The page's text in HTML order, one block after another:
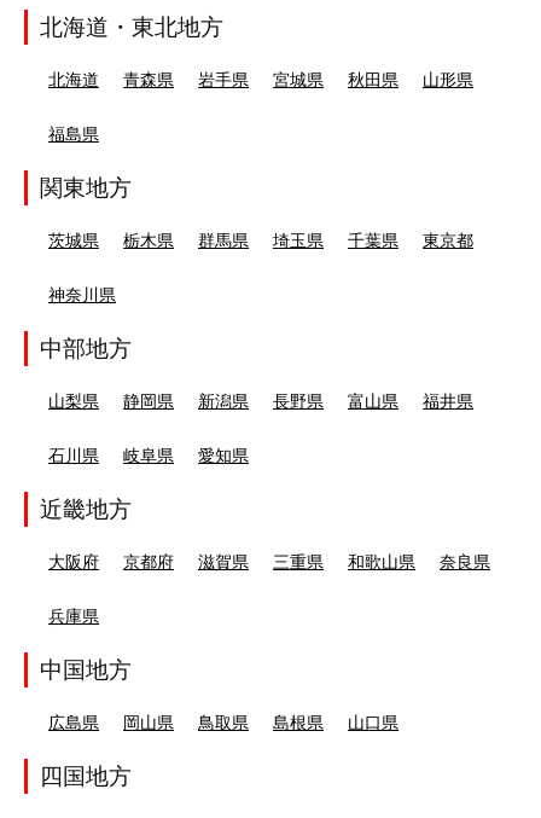
北海道・東北地方
北海道 青森県 岩手県 宮城県 秋田県 山形県
福島県
関東地方
茨城県 栃木県 群馬県 埼玉県 千葉県 東京都
神奈川県
中部地方
山梨県 静岡県 新潟県 長野県 富山県 福井県
石川県 岐阜県 愛知県
近畿地方
大阪府 京都府 滋賀県 三重県 和歌山県 奈良県
兵庫県
中国地方
広島県 岡山県 鳥取県 島根県 山口県
四国地方